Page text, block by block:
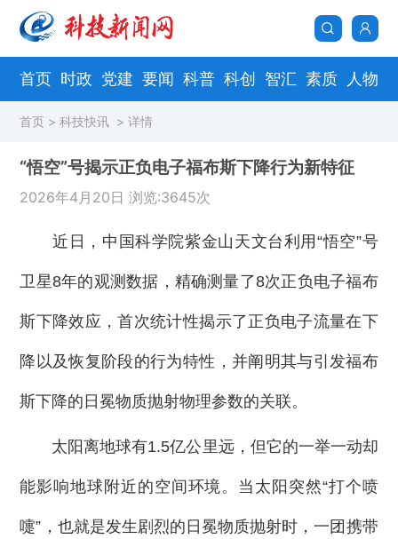
首页 时政 党建 要闻 科普 科创 智汇 素质 人物
首页 >科技快讯 > 详情
“悟空”号揭示正负电子福布斯下降行为新特征
2026年4月20日 浏览:3645次
近日，中国科学院紫金山天文台利用“悟空”号
卫星8年的观测数据，精确测量了8次正负电子福布
斯下降效应，首次统计性揭示了正负电子流量在下
降以及恢复阶段的行为特性，并阐明其与引发福布
斯下降的日冕物质抛射物理参数的关联。
太阳离地球有1.5亿公里远，但它的一举一动却
能影响地球附近的空间环境。当太阳突然“打个喷
嚏”，也就是发生剧烈的日冕物质抛射时，一团携带